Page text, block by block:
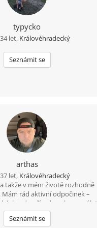
typycko
let, Královéhradecký
Seznámit se
arthas
let, Královéhradecký
takže v mém životě rozhodně
rád aktivní odpočinek –
do přírody nebo na výlet
způsob, jak vyčistit hlavu. Když
venku, rád zkouším vařit nová
Seznámit se